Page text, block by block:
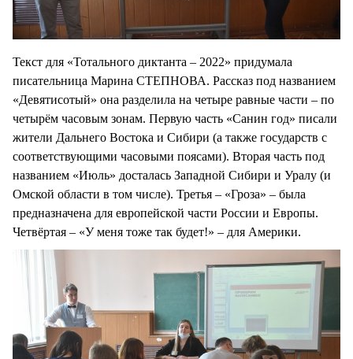
Текст для «Тотального диктанта – 2022» придумала
писательница Марина СТЕПНОВА. Рассказ под названием
«Девятисотый» она разделила на четыре равные части – по
четырём часовым зонам. Первую часть «Санин год» писали
жители Дальнего Востока и Сибири (а также государств с
соответствующими часовыми поясами). Вторая часть под
названием «Июль» досталась Западной Сибири и Уралу (и
Омской области в том числе). Третья – «Гроза» – была
предназначена для европейской части России и Европы.
Четвёртая – «У меня тоже так будет!» – для Америки.